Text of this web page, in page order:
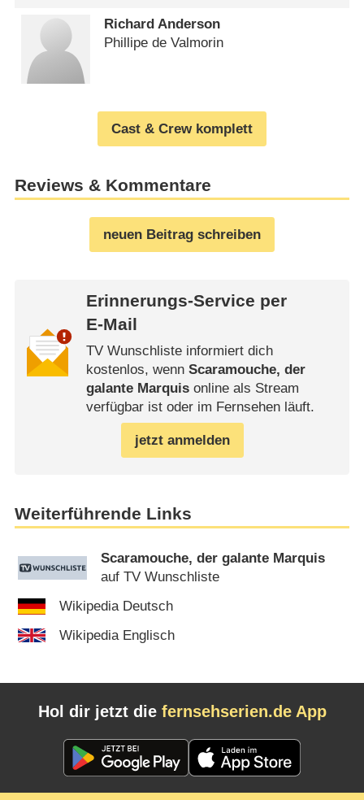
Richard Anderson
Phillipe de Valmorin
Cast & Crew komplett
Reviews & Kommentare
neuen Beitrag schreiben
Erinnerungs-Service per
E-Mail
TV Wunschliste informiert dich
kostenlos, wenn Scaramouche, der
galante Marquisonline als Stream
verfügbar ist oder im Fernsehen läuft.
jetzt anmelden
Weiterführende Links
Scaramouche, der galante Marquis
auf TV Wunschliste
Wikipedia Deutsch
Wikipedia Englisch
Hol dir jetzt die fernsehserien.de App